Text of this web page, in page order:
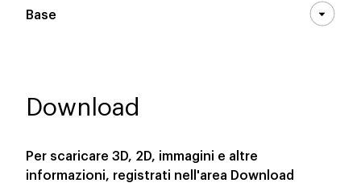
Base
Download
Per scaricare 3D, 2D, immagini e altre
informazioni, registrati nell'area Download